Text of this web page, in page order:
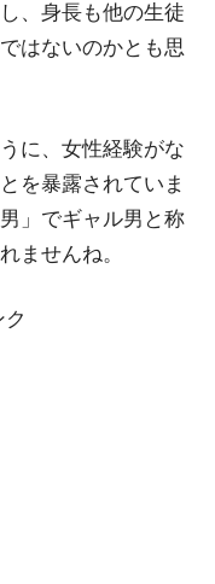
、身長も他の生徒
はないのかとも思
に、女性経験がな
を暴露されていま
」でギャル男と称
ませんね。